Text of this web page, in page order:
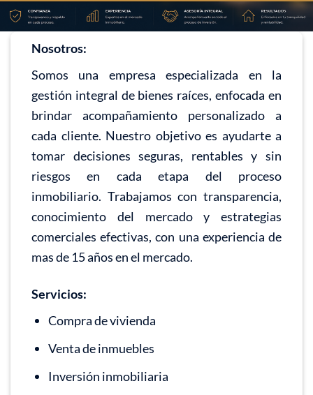
Nosotros:
Somos una empresa especializada en la
gestión integral de bienes raíces, enfocada en
brindar acompañamiento personalizado a
cada cliente. Nuestro objetivo es ayudarte a
tomar decisiones seguras, rentables y sin
riesgos en cada etapa del proceso
inmobiliario. Trabajamos con transparencia,
conocimiento del mercado y estrategias
comerciales efectivas, con una experiencia de
mas de 15 años en el mercado.
Servicios:
Compra de vivienda
Venta de inmuebles
Inversión inmobiliaria